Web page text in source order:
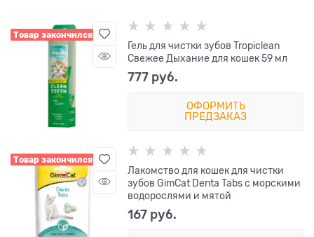
Товар закончился
Гель для чистки зубов Tropiclean
Свежее Дыхание для кошек 59 мл
777 руб.
ОФОРМИТЬ
ПРЕДЗАКАЗ
Товар закончился
Лакомство для кошек для чистки
зубов GimCat Denta Tabs с морскими
водорослями и мятой
167 руб.